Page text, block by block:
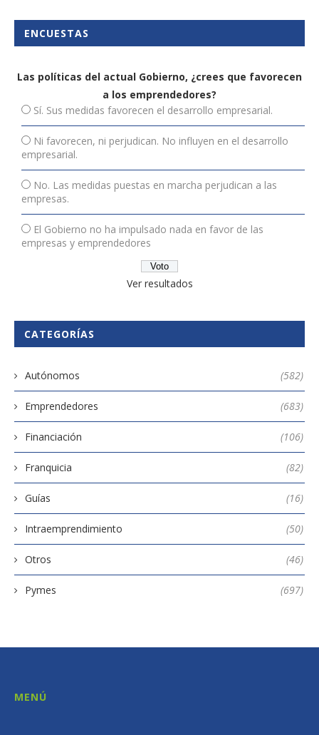
ENCUESTAS
Las políticas del actual Gobierno, ¿crees que favorecen
a los emprendedores?
Sí. Sus medidas favorecen el desarrollo empresarial.
Ni favorecen, ni perjudican. No influyen en el desarrollo
empresarial.
No. Las medidas puestas en marcha perjudican a las
empresas.
El Gobierno no ha impulsado nada en favor de las
empresas y emprendedores
Ver resultados
CATEGORÍAS
Autónomos (582)
Emprendedores (683)
Financiación (106)
Franquicia (82)
Guías (16)
Intraemprendimiento (50)
Otros (46)
Pymes (697)
MENÚ